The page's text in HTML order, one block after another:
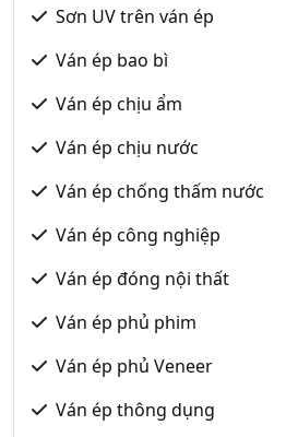
Sơn UV trên ván ép
Ván ép bao bì
Ván ép chịu ẩm
Ván ép chịu nước
Ván ép chống thấm nước
Ván ép công nghiệp
Ván ép đóng nội thất
Ván ép phủ phim
Ván ép phủ Veneer
Ván ép thông dụng